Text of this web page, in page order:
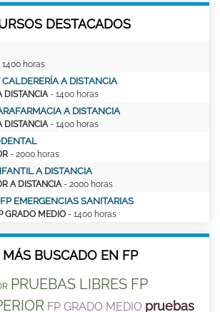
DESTACADOS
1400 horas
A DISTANCIA
DISTANCIA - 1400 horas
A DISTANCIA
DISTANCIA - 1400 horas
- 2000 horas
A DISTANCIA
A DISTANCIA - 2000 horas
EMERGENCIAS SANITARIAS
GRADO MEDIO - 1400 horas
MÁS BUSCADO EN FP
PRUEBAS LIBRES FP
FP GRADO MEDIO pruebas